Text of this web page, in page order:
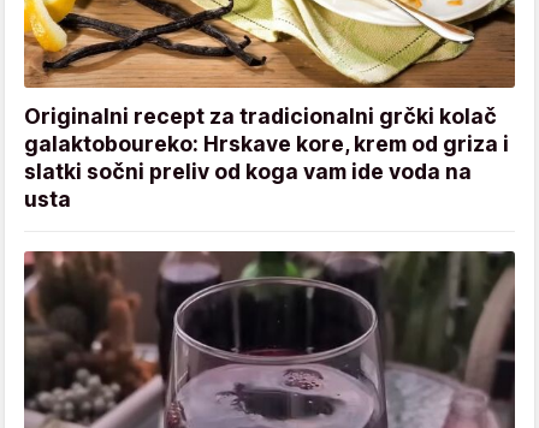
Originalni recept za tradicionalni grčki kolač
galaktoboureko: Hrskave kore, krem od griza i
slatki sočni preliv od koga vam ide voda na
usta